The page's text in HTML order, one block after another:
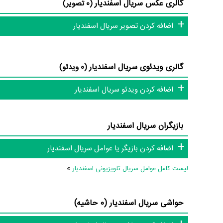
عوامل سریال اسفندیار
اطلاعات سریال اسفندیار
اسفندیار و نقد سریال اسفندیار هنوز موردی ثبت نشده است.
دایرة‌المعارف آنلاین و بانک اطلاعات هنرمندان و آثار سینما،
گالری عکس سریال اسفندیار(0 تصویر)
اضافه کردن تصویر سریال اسفندیار
گالری ویدئوی سریال اسفندیار(0 ویدئو)
اضافه کردن ویدئو سریال اسفندیار
بازیگران سریال اسفندیار
اضافه کردن بازیگر یا عوامل سریال اسفندیار
لیست کامل عوامل سریال تلویزیونی اسفندیار»
حواشی سریال اسفندیار (0 حاشیه)